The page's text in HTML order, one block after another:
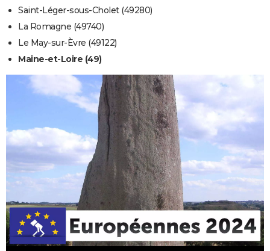
Saint-Léger-sous-Cholet (49280)
La Romagne (49740)
Le May-sur-Èvre (49122)
Maine-et-Loire (49)